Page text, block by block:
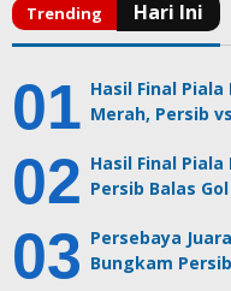
Hasil Final
Merah, Persib
Hasil Final
Persib Balas
Persebaya
Bungkam